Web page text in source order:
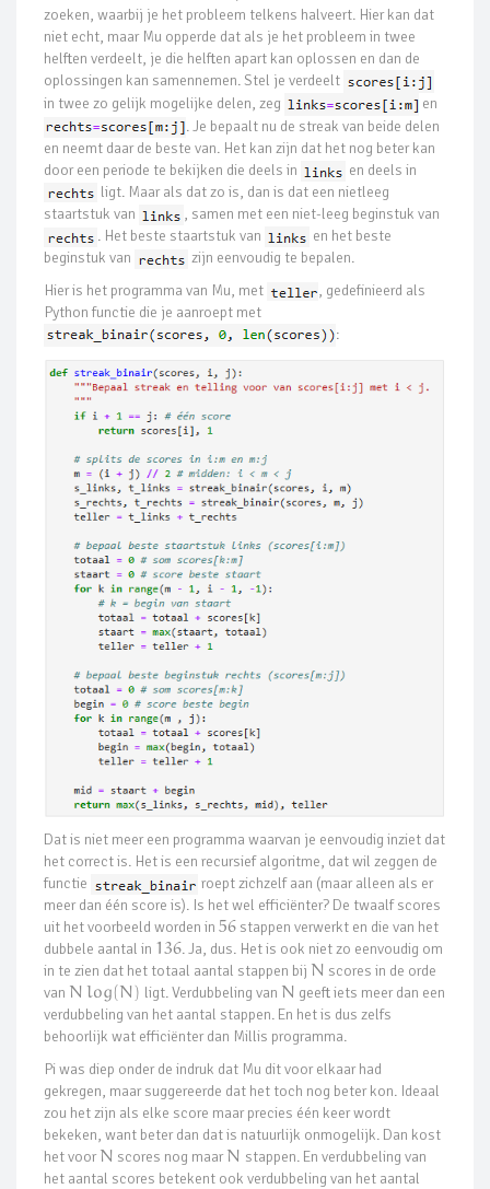
zoeken, waarbij je het probleem telkens halveert. Hier kan dat
niet echt, maar Mu opperde dat als je het probleem in twee
helften verdeelt, je die helften apart kan oplossen en dan de
oplossingen kan samennemen. Stel je verdeelt
in twee zo gelijk mogelijke delen, zeg
en
. Je bepaalt nu de streak van beide delen
en neemt daar de beste van. Het kan zijn dat het nog beter kan
door een periode te bekijken die deels in
en deels in
ligt. Maar als dat zo is, dan is dat een nietleeg
staartstuk van
, samen met een niet-leeg beginstuk van
. Het beste staartstuk van
en het beste
beginstuk van
zijn eenvoudig te bepalen.
Hier is het programma van Mu, met
, gedefinieerd als
Python functie die je aanroept met
:
Dat is niet meer een programma waarvan je eenvoudig inziet dat
het correct is. Het is een recursief algoritme, dat wil zeggen de
functie
roept zichzelf aan (maar alleen als er
meer dan één score is). Is het wel efficiënter? De twaalf scores
uit het voorbeeld worden in 56stappen verwerkt en die van het
dubbele aantal in 136. Ja, dus. Het is ook niet zo eenvoudig om
in te zien dat het totaal aantal stappen bij N scores in de orde
van N log(N) ligt. Verdubbeling van N geeft iets meer dan een
verdubbeling van het aantal stappen. En het is dus zelfs
behoorlijk wat efficiënter dan Millis programma.
Pi was diep onder de indruk dat Mu dit voor elkaar had
gekregen, maar suggereerde dat het toch nog beter kon. Ideaal
zou het zijn als elke score maar precies één keer wordt
bekeken, want beter dan dat is natuurlijk onmogelijk. Dan kost
het voorN scores nog maarN stappen. En verdubbeling van
het aantal scores betekent ook verdubbeling van het aantal